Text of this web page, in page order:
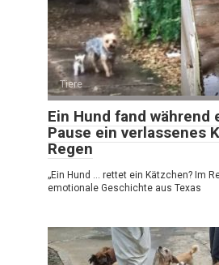
Tiere
Ein Hund fand während
Pause ein verlassenes
Regen
„Ein Hund … rettet ein Kätzchen? Im
emotionale Geschichte aus Texas